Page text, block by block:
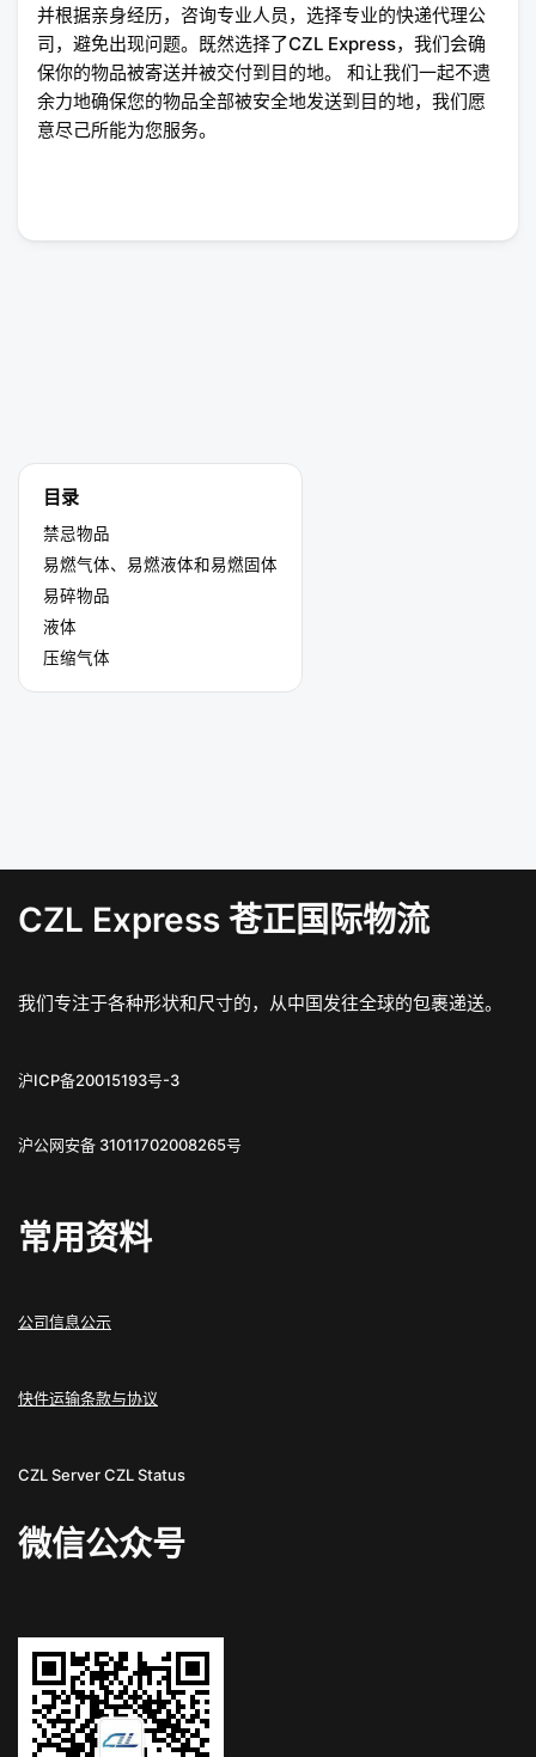
并根据亲身经历，咨询专业人员，选择专业的快递代理公
司，避免出现问题。既然选择了CZL Express，我们会确
保你的物品被寄送并被交付到目的地。 和让我们一起不遗
余力地确保您的物品全部被安全地发送到目的地，我们愿
意尽己所能为您服务。
目录
禁忌物品
易燃气体、易燃液体和易燃固体
易碎物品
液体
压缩气体
CZL Express 苍正国际物流
我们专注于各种形状和尺寸的，从中国发往全球的包裹递送。
沪ICP备20015193号-3
沪公网安备 31011702008265号
常用资料
公司信息公示
快件运输条款与协议
CZL ServerCZL Status
微信公众号